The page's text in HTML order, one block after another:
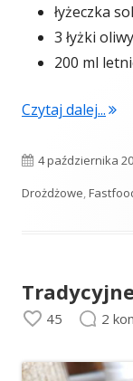
łyżeczka
3 łyżki oliwy
200 ml
Czytaj dalej...
Opublikowano
4 października
Drożdżowe,
45 2